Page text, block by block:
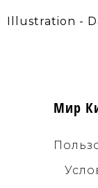
Illustration -
Мир